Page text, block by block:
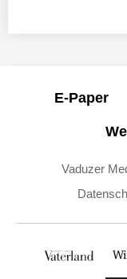
E-Paper
Vaduzer